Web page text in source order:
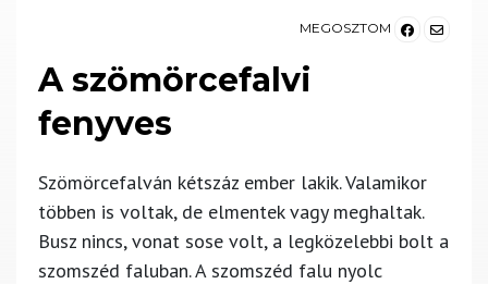
MEGOSZTOM
A szömörcefalvi
fenyves
Szömörcefalván kétszáz ember lakik. Valamikor
többen is voltak, de elmentek vagy meghaltak.
Busz nincs, vonat sose volt, a legközelebbi bolt a
szomszéd faluban. A szomszéd falu nyolc